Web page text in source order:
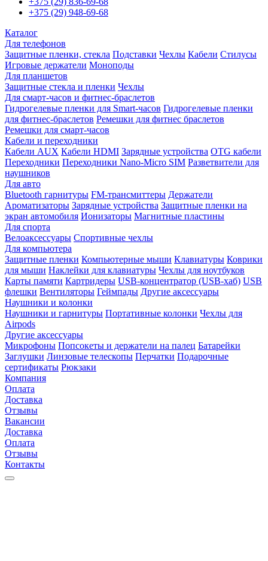
+375 (29) 948-69-68
Каталог
Для телефонов
Защитные пленки, стекла Подставки Чехлы Кабели Стилусы
Игровые держатели Моноподы
Для планшетов
Защитные стекла и пленки Чехлы
Для смарт-часов и фитнес-браслетов
Гидрогелевые пленки для Smart-часов Гидрогелевые пленки
для фитнес-браслетов Ремешки для фитнес браслетов
Ремешки для смарт-часов
Кабели и переходники
Кабели AUX Кабели HDMI Зарядные устройства OTG кабели
Переходники Переходники Nano-Micro SIM Разветвители для
наушников
Для авто
Bluetooth гарнитуры FM-трансмиттеры Держатели
Ароматизаторы Зарядные устройства Защитные пленки на
экран автомобиля Ионизаторы Магнитные пластины
Для спорта
Велоаксессуары Спортивные чехлы
Для компьютера
Защитные пленки Компьютерные мыши Клавиатуры Коврики
для мыши Наклейки для клавиатуры Чехлы для ноутбуков
Карты памяти Картридеры USB-концентратор (USB-хаб) USB
флешки Вентиляторы Геймпады Другие аксессуары
Наушники и колонки
Наушники и гарнитуры Портативные колонки Чехлы для
Airpods
Другие аксессуары
Микрофоны Попсокеты и держатели на палец Батарейки
Заглушки Линзовые телескопы Перчатки Подарочные
сертификаты Рюкзаки
Компания
Оплата
Доставка
Отзывы
Вакансии
Доставка
Оплата
Отзывы
Контакты